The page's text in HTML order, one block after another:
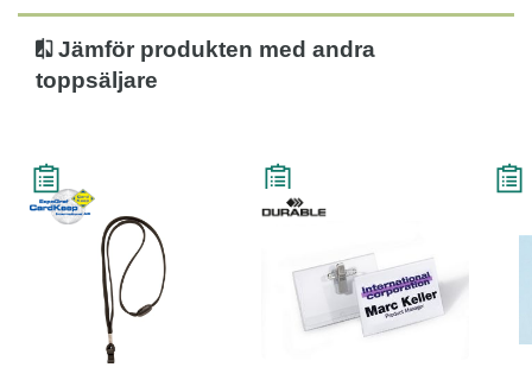
Jämför produkten med andra
toppsäljare